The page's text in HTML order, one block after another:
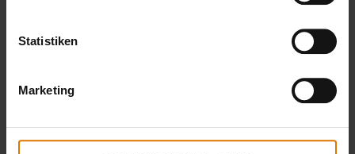
Statistiken
Marketing